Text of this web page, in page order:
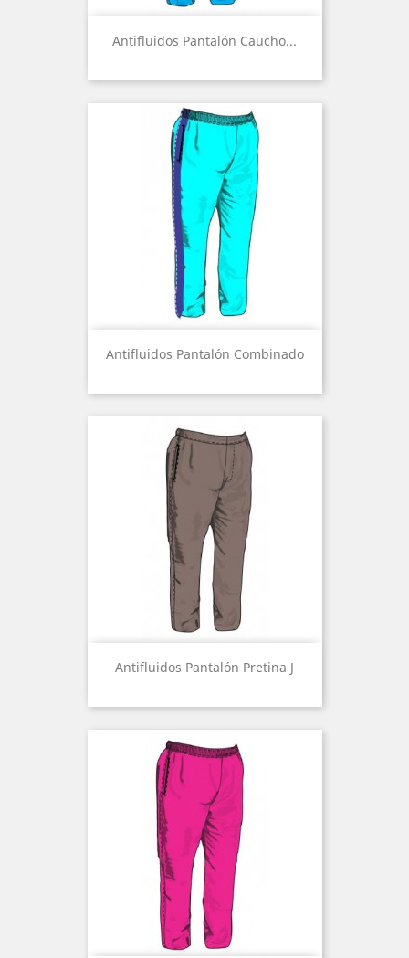
Antifluidos Pantalón Caucho...
Antifluidos Pantalón Combinado
Antifluidos Pantalón Pretina J